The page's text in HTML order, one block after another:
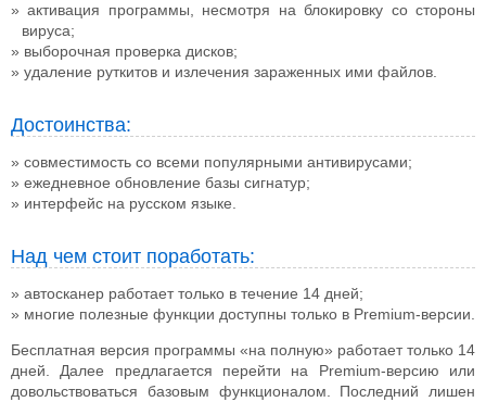
активация программы, несмотря на блокировку со стороны
вируса;
выборочная проверка дисков;
удаление руткитов и излечения зараженных ими файлов.
Достоинства:
совместимость со всеми популярными антивирусами;
ежедневное обновление базы сигнатур;
интерфейс на русском языке.
Над чем стоит поработать:
автосканер работает только в течение 14 дней;
многие полезные функции доступны только в Premium-версии.
Бесплатная версия программы «на полную» работает только 14
дней. Далее предлагается перейти на Premium-версию или
довольствоваться базовым функционалом. Последний лишен